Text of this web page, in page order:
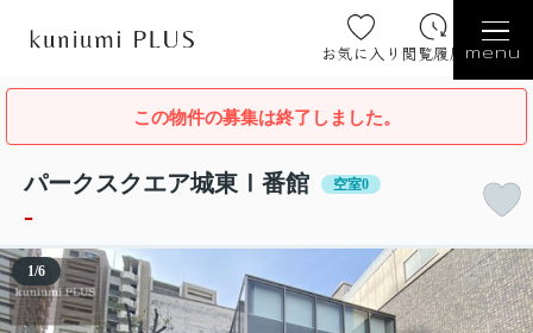
お気に入り 閲覧履歴 menu
この物件の募集は終了しました。
パークスクエア城東Ⅰ番館 空室0
-
1/6